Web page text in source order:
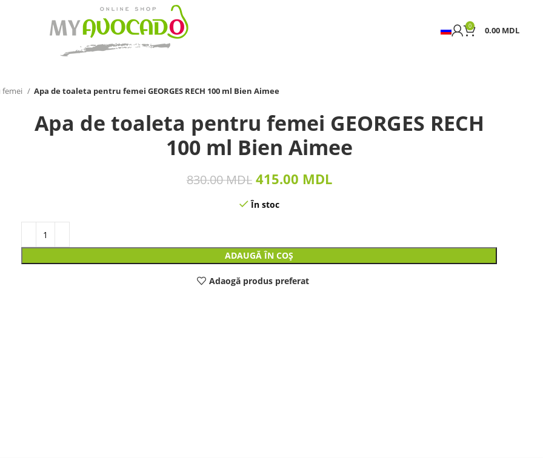
0 0.00 MDL
femei Apa de toaleta pentru femei GEORGES RECH 100 ml Bien Aimee
Apa de toaleta pentru femei GEORGES RECH
100 ml Bien Aimee
830.00MDL 415.00 MDL
În stoc
ADAUGĂ ÎN COȘ
Adaogă produs preferat